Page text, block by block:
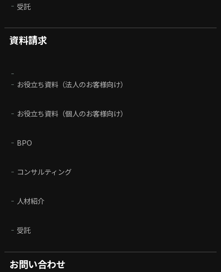
受託
資料請求
お役立ち資料（法人のお客様向け）
お役立ち資料（個人のお客様向け）
BPO
コンサルティング
人材紹介
受託
お問い合わせ